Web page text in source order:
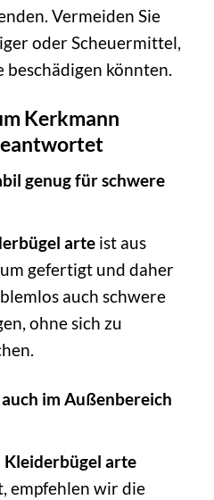
Vermeiden Sie
oder Scheuermittel,
beschädigen könnten.
Kerkmann
genug für schwere
arte ist aus
gefertigt und daher
auch schwere
ohne sich zu
im Außenbereich
Kleiderbügel arte
empfehlen wir die